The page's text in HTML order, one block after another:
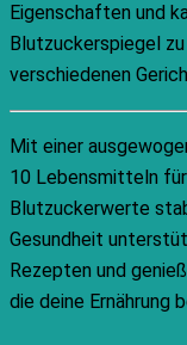
Eigenschaften und
Blutzuckerspiegel zu
verschiedenen
Mit einer
10 Lebensmitteln
Blutzuckerwerte
Gesundheit
Rezepten und
die deine Ernährung